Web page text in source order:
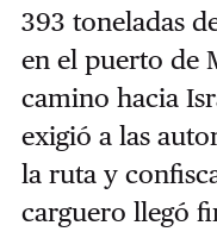
393 toneladas
en el puerto de
camino hacia
exigió a las
la ruta y
carguero llegó